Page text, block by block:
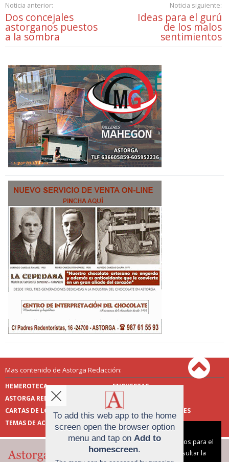
Noticia anterior:
Dos concejales
astorganos puestos
a la sombra
Noticia siguiente:
Ideas para el gurú
de los malos
sentimientos
Mas contenido de Astorga Redacción:
HEMEROTECA
ENCUESTAS
ASTORGA REDACCIÓN
PUBLICIDAD
CARTAS DE LOS LECTORES
FOTOS DE LOS LECTORES
TEMAS DE ACTUALIDAD
Aviso sobre el Uso de cookies:
Utilizamos cookies nuestras y de terceros para el
funcionamiento del digital. Puedes consultar la
To add this web app to the home
screen open the browser option
menu and tap on Add to
homescreen.